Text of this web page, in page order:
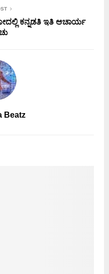
ಕನ್ನಡತಿ ಇತಿ ಆಚಾರ್ಯ
Beatz